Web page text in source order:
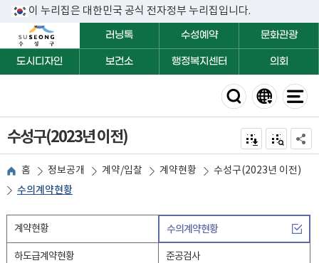
이 누리집은 대한민국 공식 전자정부 누리집입니다.
러닝톡
수성예약 문화관광
도시디자인 보건소 행정복지센터 의회
수성구(2023년 이전) 전자점자 내려받기
점자미리 보
공유
홈 정보공개 계약/입찰 계약현황 수성구(2023년 이전)
수의계약현황
계약현황 수의계약현황
하도급계약현황 준공검사